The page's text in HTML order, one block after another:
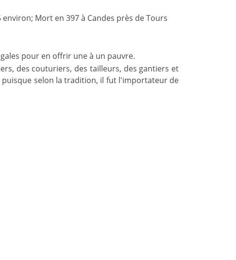
Mort en 397 à Candes près de Tours
pour en offrir une à un pauvre.
des couturiers, des tailleurs, des gantiers et
puisque selon la tradition, il fut l'importateur de